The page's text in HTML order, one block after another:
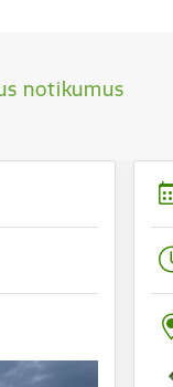
notikumus